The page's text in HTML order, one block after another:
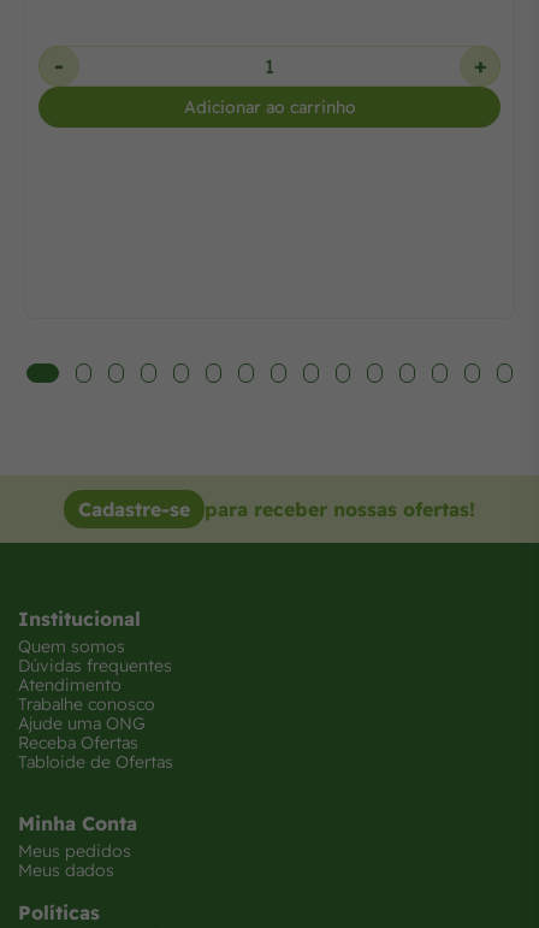
- +
Adicionar ao carrinho
Cadastre-se para receber nossas ofertas!
Institucional
Quem somos
Dúvidas frequentes
Atendimento
Trabalhe conosco
Ajude uma ONG
Receba Ofertas
Tabloide de Ofertas
Minha Conta
Meus pedidos
Meus dados
Políticas